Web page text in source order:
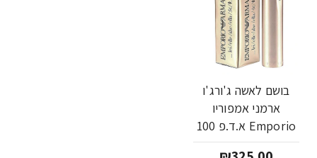
בושם לאשה ג'ורג'ו
ארמני אמפוריו
Emporio א.ד.פ 100
מ"ל - מבית Giorgio